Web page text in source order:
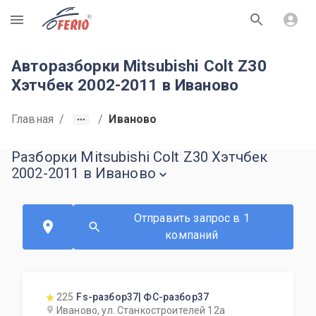
R
Авторазборки Mitsubishi Colt Z30
Хэтчбек 2002-2011 в Иваново
Главная / / Иваново
Разборки Mitsubishi Colt Z30 Хэтчбек
2002-2011 в Иваново
Отправить запрос в 1
компаний
225 Fs-разбор37| ФС-разбор37
Иваново, ул. Станкостроителей 12а